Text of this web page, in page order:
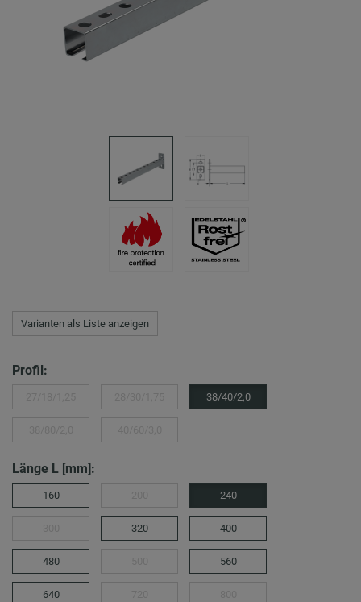
Varianten als Liste anzeigen
Profil:
38/40/2,0
Länge L [mm]:
160 240
320 400
480 560
640